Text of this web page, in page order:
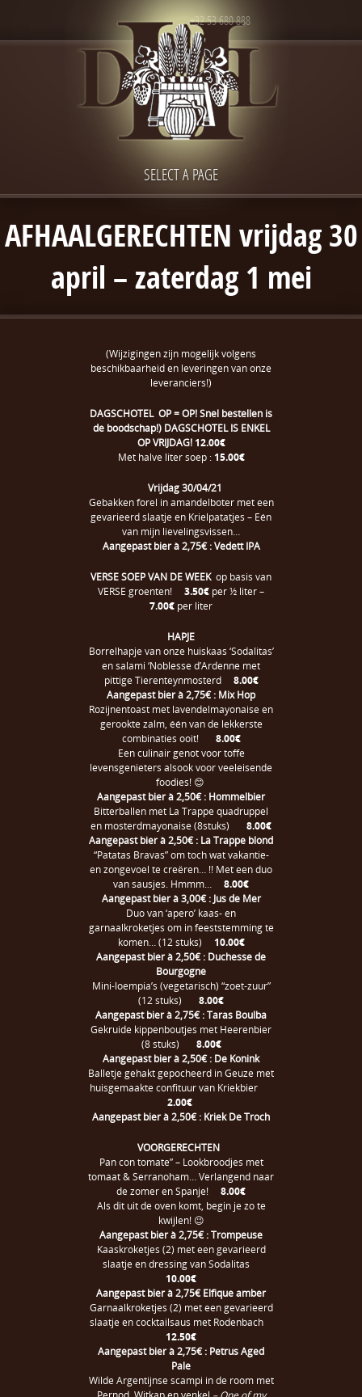
+32 53 680 888
SELECT A PAGE
AFHAALGERECHTEN vrijdag 30
april – zaterdag 1 mei
(Wijzigingen zijn mogelijk volgens
beschikbaarheid en leveringen van onze
leveranciers!)
DAGSCHOTEL OP = OP! Snel bestellen is
de boodschap!) DAGSCHOTEL IS ENKEL
OP VRIJDAG! 12.00€
Met halve liter soep : 15.00€
Vrijdag 30/04/21
Gebakken forel in amandelboter met een
gevarieerd slaatje en Krielpatatjes – Eén
van mijn lievelingsvissen…
Aangepast bier à 2,75€ : Vedett IPA
VERSE SOEP VAN DE WEEK op basis van
VERSE groenten!
3.50€ per ½ liter –
7.00€ per liter
HAPJE
Borrelhapje van onze huiskaas ‘Sodalitas’
en salami ‘Noblesse d’Ardenne met
pittige Tierenteynmosterd
8.00€
Aangepast bier à 2,75€ : Mix Hop
Rozijnentoast met lavendelmayonaise en
gerookte zalm, één van de lekkerste
combinaties ooit!
8.00€
Een culinair genot voor toffe
levensgenieters alsook voor veeleisende
foodies! 😊
Aangepast bier à 2,50€ : Hommelbier
Bitterballen met La Trappe quadruppel
en mosterdmayonaise (8stuks)
8.00€
Aangepast bier à 2,50€ : La Trappe blond
“Patatas Bravas” om toch wat vakantie-
en zongevoel te creëren… !! Met een duo
van sausjes. Hmmm… 8.00€
Aangepast bier à 3,00€ : Jus de Mer
Duo van ‘apero’ kaas- en
garnaalkroketjes om in feeststemming te
komen… (12 stuks)
10.00€
Aangepast bier à 2,50€ : Duchesse de
Bourgogne
Mini-loempia’s (vegetarisch) “zoet-zuur”
(12 stuks)
8.00€
Aangepast bier à 2,75€ : Taras Boulba
Gekruide kippenboutjes met Heerenbier
(8 stuks)
8.00€
Aangepast bier à 2,50€ : De Konink
Balletje gehakt gepocheerd in Geuze met
huisgemaakte confituur van Kriekbier
2.00€
Aangepast bier à 2,50€ : Kriek De Troch
VOORGERECHTEN
Pan con tomate” – Lookbroodjes met
tomaat & Serranoham… Verlangend naar
de zomer en Spanje!
8.00€
Als dit uit de oven komt, begin je zo te
kwijlen! 😉
Aangepast bier à 2,75€ : Trompeuse
Kaaskroketjes (2) met een gevarieerd
slaatje en dressing van Sodalitas
10.00€
Aangepast bier à 2,75€ Elfique amber
Garnaalkroketjes (2) met een gevarieerd
slaatje en cocktailsaus met Rodenbach
12.50€
Aangepast bier à 2,75€ : Petrus Aged
Pale
Wilde Argentijnse scampi in de room met